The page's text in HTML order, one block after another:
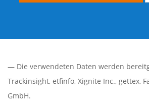
— Die verwendeten Daten werden
Trackinsight, etfinfo, Xignite Inc., gettex,
GmbH.